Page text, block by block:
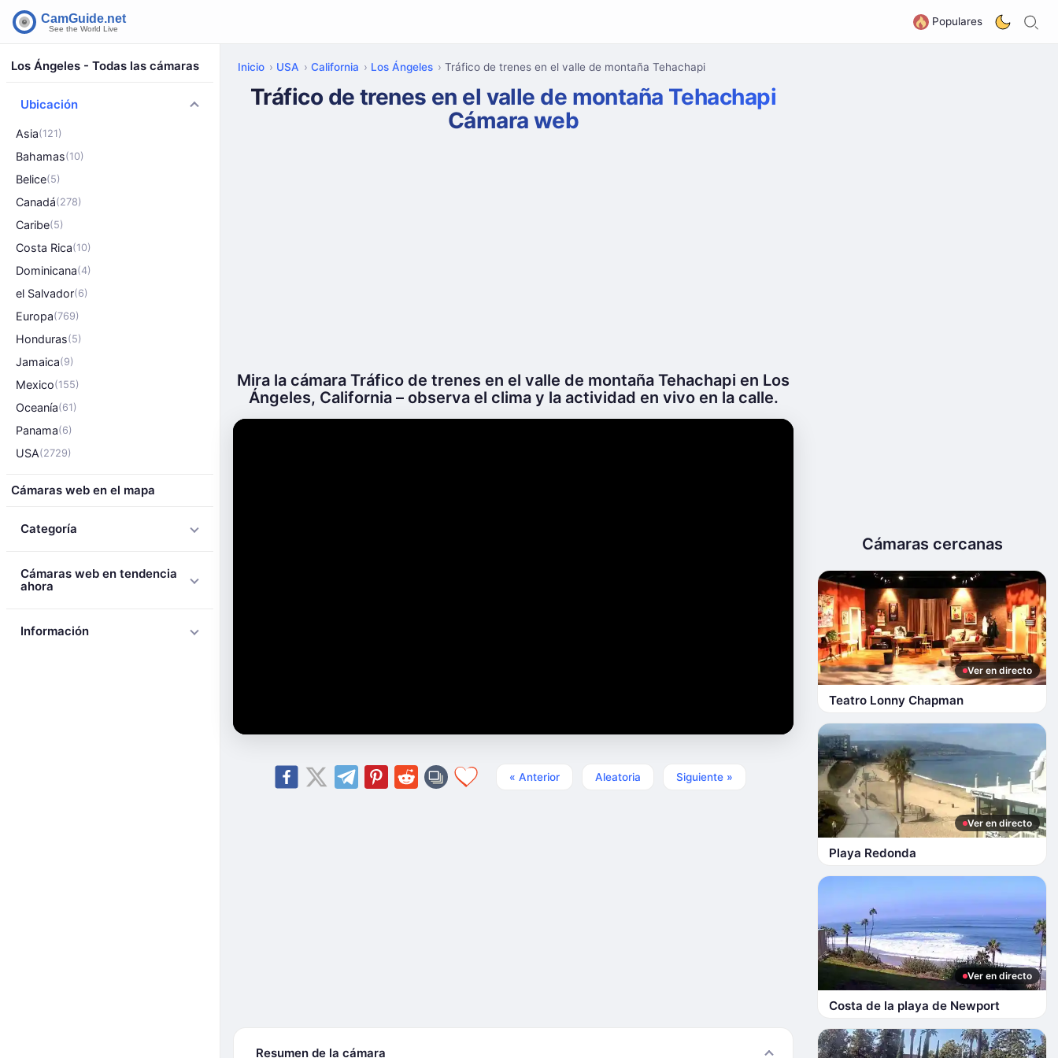
Populares
Los Ángeles - Todas las cámaras
Ubicación
Asia(121)
Bahamas(10)
Belice(5)
Canadá(278)
Caribe(5)
Costa Rica(10)
Dominicana(4)
el Salvador(6)
Europa(769)
Honduras(5)
Jamaica(9)
Mexico(155)
Oceanía(61)
Panama(6)
USA(2729)
Cámaras web en el mapa
Categoría
Cámaras web en tendencia
ahora
Información
Inicio USA California Los Ángeles Tráfico de trenes en el valle de montaña Tehachapi
Tráfico de trenes en el valle de montaña Tehachapi
Cámara web
Mira la cámara Tráfico de trenes en el valle de montaña Tehachapi en Los
Ángeles, California – observa el clima y la actividad en vivo en la calle.
« Anterior Aleatoria Siguiente »
Resumen de la cámara
Cámaras cercanas
Ver en directo
Teatro Lonny Chapman
Ver en directo
Playa Redonda
Ver en directo
Costa de la playa de Newport